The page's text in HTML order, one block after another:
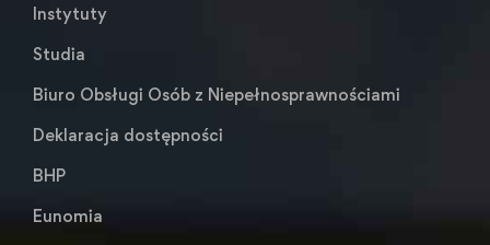
Instytuty
Studia
Biuro Obsługi Osób z Niepełnosprawnościami
Deklaracja dostępności
BHP
Eunomia